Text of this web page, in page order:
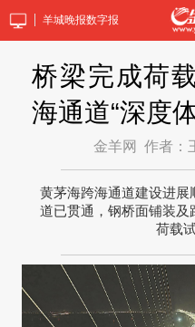
羊城晚报数字报
桥梁完成荷
海通道“深度
金羊网 作者：
黄茅海跨海通道建设进展
道已贯通，钢桥面铺装
荷载